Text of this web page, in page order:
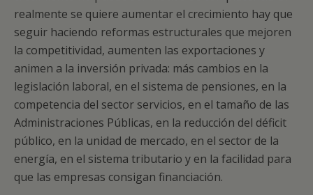
realmente se quiere aumentar el crecimiento hay que
seguir haciendo reformas estructurales que mejoren
la competitividad, aumenten las exportaciones y
animen a la inversión privada: más cambios en la
legislación laboral, en el sistema de pensiones, en la
competencia del sector servicios, en el tamaño de las
Administraciones Públicas, en la reducción del déficit
público, en la unidad de mercado, en el sector de la
energía, en el sistema tributario y en la facilidad para
que las empresas consigan financiación.